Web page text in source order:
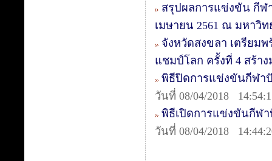
สรุปผลการแข่งขัน กีฬ
เมษายน 2561 ณ มหาวิ
จังหวัดสงขลา เตรียม
แชมป์โลก ครั้งที่ 4 สร้า
พิธีปิดการแข่งขันกีฬา
วันที่ 08/04/2018
พิธีเปิดการแข่งขันกีฬา
วันที่ 08/04/2018